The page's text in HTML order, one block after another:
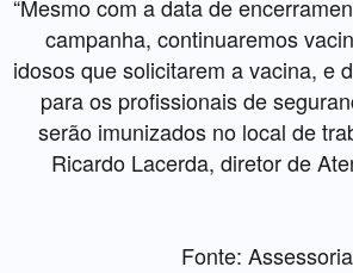
“Mesmo com a data de
campanha, continuaremos
idosos que solicitarem a vacina, e
para os profissionais de
serão imunizados no local de
Ricardo Lacerda, diretor de
Fonte: Assessoria